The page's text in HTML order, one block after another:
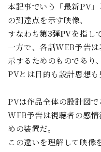
本記事でいう「最新PV
の到達点を示す映像、
すなわち第3弾PVを指し
一方で、各話WEB予告
示するためのものであり、
PVとは目的も設計思想も
PVは作品全体の設計図で
WEB予告は視聴者の感
めの装置だ。
この違いを理解して映像